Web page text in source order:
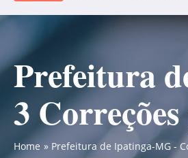
Prefeitura
3
Home Prefeitura de Ipatinga-MG -